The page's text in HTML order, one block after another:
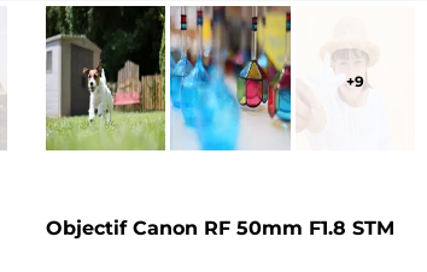
+9
Objectif Canon RF 50mm F1.8 STM